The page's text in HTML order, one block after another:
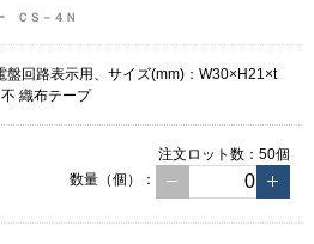
ＣＳ－４Ｎ
盤回路表示用、サイズ(mm)：W30×H21×t
織布テープ
注文ロット数： 50個
数量（個）：